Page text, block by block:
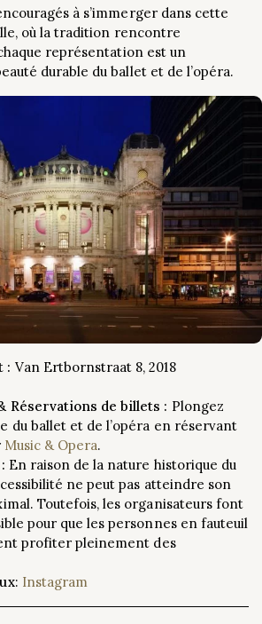
à s’immerger dans cette
où la tradition rencontre
représentation est un
durable du ballet et de l’opéra.
: Van Ertbornstraat 8, 2018
Réservations de billets : Plongez
du ballet et de l’opéra en réservant
Music & Opera.
En raison de la nature historique du
ne peut pas atteindre son
Toutefois, les organisateurs font
pour que les personnes en fauteuil
profiter pleinement des
: Instagram